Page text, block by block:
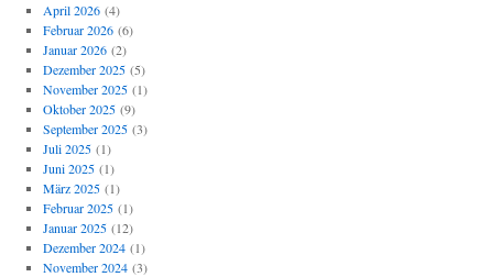
April 2026(4)
Februar 2026(6)
Januar 2026(2)
Dezember 2025(5)
November 2025(1)
Oktober 2025(9)
September 2025(3)
Juli 2025(1)
Juni 2025(1)
März 2025(1)
Februar 2025(1)
Januar 2025(12)
Dezember 2024(1)
November 2024(3)